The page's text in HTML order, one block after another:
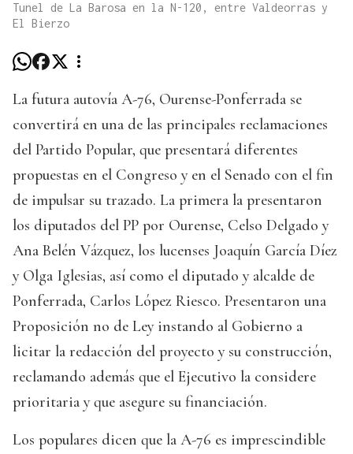
Tunel de La Barosa en la N-120, entre Valdeorras y
El Bierzo
La futura autovía A-76, Ourense-Ponferrada se
convertirá en una de las principales reclamaciones
del Partido Popular, que presentará diferentes
propuestas en el Congreso y en el Senado con el fin
de impulsar su trazado. La primera la presentaron
los diputados del PP por Ourense, Celso Delgado y
Ana Belén Vázquez, los lucenses Joaquín García Díez
y Olga Iglesias, así como el diputado y alcalde de
Ponferrada, Carlos López Riesco. Presentaron una
Proposición no de Ley instando al Gobierno a
licitar la redacción del proyecto y su construcción,
reclamando además que el Ejecutivo la considere
prioritaria y que asegure su financiación.
Los populares dicen que la A-76 es imprescindible